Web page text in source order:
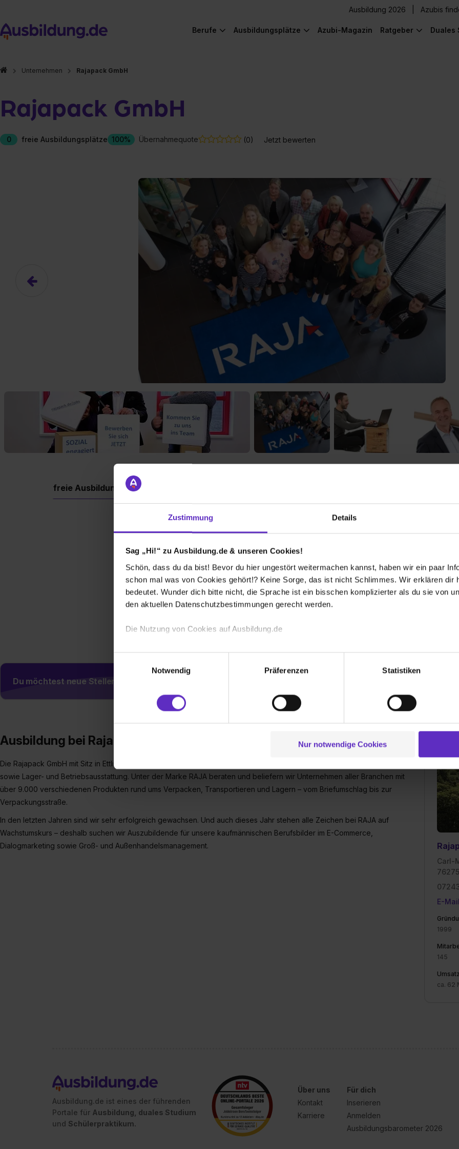
Zustimmung Details
Sag „Hi!“ zu Ausbildung.de & unseren Cookies!
Schön, dass du da bist! Bevor du hier ungestört weitermachen kannst, haben wir ein paar
schon mal was von Cookies gehört!? Keine Sorge, das ist nicht Schlimmes. Wir erklären dir
bedeutet. Wunder dich bitte nicht, die Sprache ist ein bisschen komplizierter als du sie von
den aktuellen Datenschutzbestimmungen gerecht werden.
Die Nutzung von Cookies auf Ausbildung.de
Wir verwenden Cookies zur technischen Funktion unserer Webseite („Notwendig“), um von
Webseite getroffenen Einstellungen zu speichern ( „Präferenzen“), die Zugriffe auf unsere
(„Statistiken“), um Informationen zu deiner Verwendung unserer Website an unsere Partner
Partner führen diese Informationen möglicherweise mit weiteren Daten zusammen, die du
zu. . In diesem Fall sowie bei der separaten Aktivierung von „Social Media und Marketing“
einverstanden, dass dir nach Setzen der Cookies externe Inhalte (z.B. Videos oder Posts)
Erlaubnis hierfür kannst du auch später noch im Einzelfall bei dem jeweiligen Inhalt erteilen.
Verwendungszwecke zulassen, triff deine Auswahl über die Checkboxen und klick auf
Einwilligung zur Platzierung von Cookies der Kategorien „Präferenzen“, „Statistiken“ und
umfasst hierbei die Einwilligung zur Übermittlung deiner Daten in die USA (Art. 49 Abs. 1 S.
verfügen über kein angemessenes Datenschutzniveau (EuGH – Schrems II). Du kannst die
jederzeit mit Wirkung für die Zukunft ganz oder teilweise über unsere Datenschutzerklärung
„Datenschutz-Einstellungen“ widerrufen. Weitere Informationen zu den einzelnen Cookies
Notwendig
Präferenzen Statistiken
Nur notwendige Cookies
Ausbildung 2026 Azubis
Berufe Ausbildungsplätze Azubi-Magazin Ratgeber Duales
Unternehmen Rajapack GmbH
Rajapack GmbH
0 freie Ausbildungsplätze 100% Übernahmequote (0) Jetzt bewerten
Hier gibt es (eigentlich) was Cooles zu sehen!
Das hier ist ein Platzhalter für Video-Content von YouTube. Neugierig? Dann schalte die Inhalte jetzt
Ja, ich erlaube die externen Inhalte von YouTube.
Ich bin damit einverstanden, dass mir die externen Inhalte angezeigt werden. Personenbezogene Daten
an Drittplattformen übermittelt werden. Mehr Infos gibt es in derDatenschutzerklärung
freie Ausbildungsplätze
Aktuell schreiben wir leider keine Ausbildungsplätze aus.
Wir würden uns sehr über eineInitiativbewerbung
Jetzt online bewerben
Referenznummer/-hinweis: Ausbildung.de
Du möchtest neue Stellen automatisch zugeschickt bekommen?
Carl-
E-
1999
145
ca. 62
Ausbildung bei Rajapack GmbH
Die Rajapack GmbH mit Sitz in Ettlingen ist Teil der RAJA Gruppe, Europas Nr. 1 im B2B-Versandhandel für Verpackungen
sowie Lager- und Betriebsausstattung. Unter der Marke RAJA beraten und beliefern wir Unternehmen aller Branchen mit
über 9.000 verschiedenen Produkten rund ums Verpacken, Transportieren und Lagern – vom Briefumschlag bis zur
Verpackungsstraße.
In den letzten Jahren sind wir sehr erfolgreich gewachsen. Und auch dieses Jahr stehen alle Zeichen bei RAJA auf
Wachstumskurs – deshalb suchen wir Auszubildende für unsere kaufmännischen Berufsbilder im E-Commerce,
Dialogmarketing sowie Groß- und Außenhandelsmanagement.
Ausbildung.de ist eines der führenden
Portale für Ausbildung, duales Studium
und Schülerpraktikum.
Über uns
Kontakt
Karriere
Für dich
Inserieren
Anmelden
Ausbildungsbarometer 2026